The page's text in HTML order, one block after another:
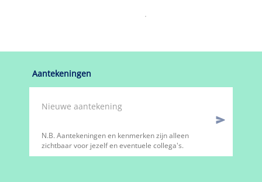
Aantekeningen
N.B. Aantekeningen en kenmerken zijn alleen
zichtbaar voor jezelf en eventuele collega's.